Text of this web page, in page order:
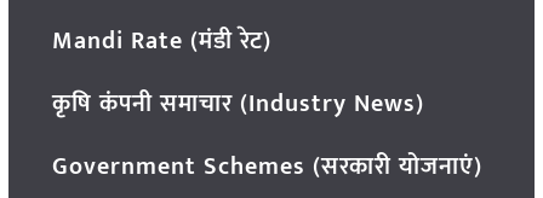
Mandi Rate (मंडी रेट)
कृषि कंपनी समाचार (Industry News)
Government Schemes (सरकारी योजनाएं)